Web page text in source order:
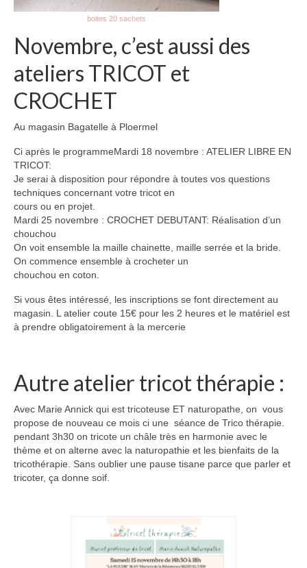
boites 20 sachets
Novembre, c’est aussi des
ateliers TRICOT et
CROCHET
Au magasin Bagatelle à Ploermel
Ci après le programmeMardi 18 novembre : ATELIER LIBRE EN
TRICOT:
Je serai à disposition pour répondre à toutes vos questions
techniques concernant votre tricot en
cours ou en projet.
Mardi 25 novembre : CROCHET DEBUTANT: Réalisation d’un
chouchou
On voit ensemble la maille chainette, maille serrée et la bride.
On commence ensemble à crocheter un
chouchou en coton.
Si vous êtes intéressé, les inscriptions se font directement au
magasin. L atelier coute 15€ pour les 2 heures et le matériel est
à prendre obligatoirement à la mercerie
Autre atelier tricot thérapie :
Avec Marie Annick qui est tricoteuse ET naturopathe, on vous
propose de nouveau ce mois ci une séance de Trico thérapie.
pendant 3h30 on tricote un châle très en harmonie avec le
thème et on alterne avec la naturopathie et les bienfaits de la
tricothérapie. Sans oublier une pause tisane parce que parler et
tricoter, ça donne soif.